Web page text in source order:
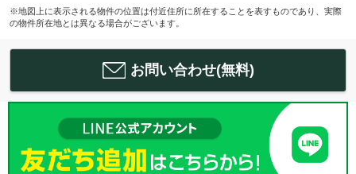
※地図上に表示される物件の位置は付近住所に所在することを表すものであり、実際
の物件所在地とは異なる場合がございます。
お問い合わせ(無料)